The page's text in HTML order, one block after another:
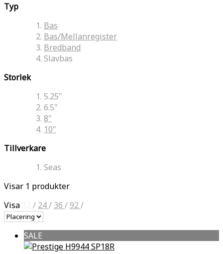
Typ
Bas
Bas/Mellanregister
Bredband
Slavbas
Storlek
5.25"
6.5"
8"
10"
Tillverkare
Seas
Visar 1 produkter
Visa
/ 24/ 36 /92/
SALE